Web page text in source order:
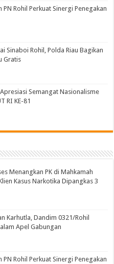
PN Rohil Perkuat Sinergi Penegakan
Sinaboi Rohil, Polda Riau Bagikan
Gratis
Semangat Nasionalisme
RI KE-81
Menangkan PK di Mahkamah
Kasus Narkotika Dipangkas 3
Karhutla, Dandim 0321/Rohil
Apel Gabungan
PN Rohil Perkuat Sinergi Penegakan